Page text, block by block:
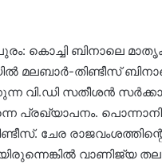
കൊച്ചി ബിനാലെ
മലബാർ-തിണ്ടീസ്
വി.ഡി സതീശൻ
പ്രഖ്യാപനം.
ചേര
വാണിജ്യ